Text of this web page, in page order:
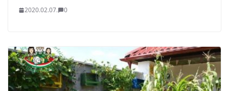
2020.02.07. 0